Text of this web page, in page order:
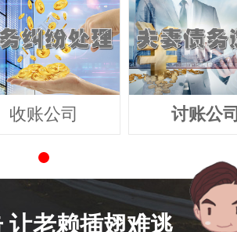
收账公司 讨账公司
让老赖插翅难逃